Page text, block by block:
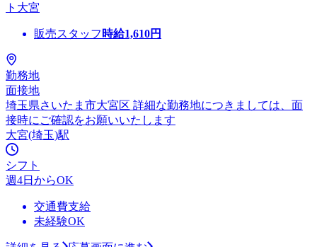
ト大宮
販売スタッフ 時給1,610円
勤務地
面接地
埼玉県さいたま市大宮区 詳細な勤務地につきましては、面
接時にご確認をお願いいたします
大宮(埼玉)駅
シフト
週4日からOK
交通費支給
未経験OK